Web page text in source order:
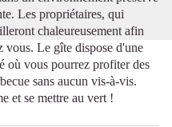
Les propriétaires, qui
chaleureusement afin
vous. Le gîte dispose d'une
où vous pourrez profiter des
sans aucun vis-à-vis.
et se mettre au vert !